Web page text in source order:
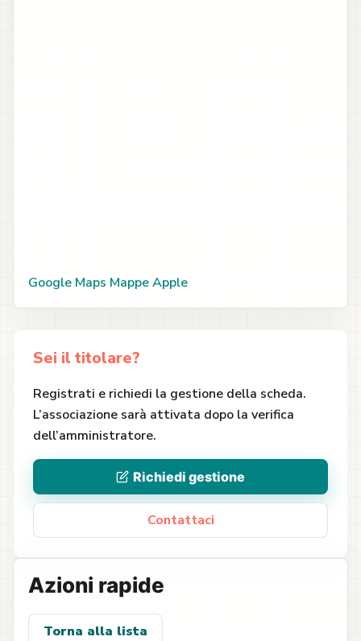
Google Maps Mappe Apple
Sei il titolare?
Registrati e richiedi la gestione della scheda.
L’associazione sarà attivata dopo la verifica
dell’amministratore.
Richiedi gestione
Contattaci
Azioni rapide
Torna alla lista